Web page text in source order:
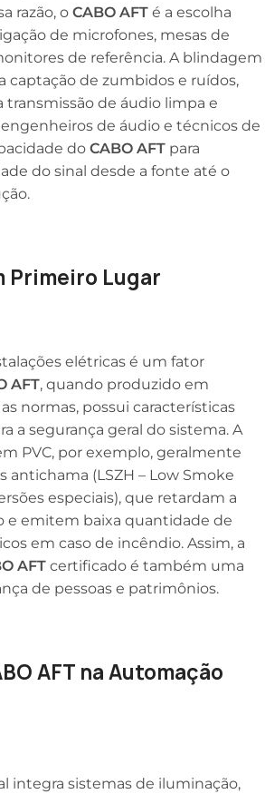
razão, o CABO AFT é a escolha
de microfones, mesas de
de referência. A blindagem
captação de zumbidos e ruídos,
de áudio limpa e
de áudio e técnicos de
do CABO AFT para
do sinal desde a fonte até o
Primeiro Lugar
elétricas é um fator
AFT, quando produzido em
normas, possui características
a segurança geral do sistema. A
PVC, por exemplo, geralmente
antichama (LSZH – Low Smoke
especiais), que retardam a
e emitem baixa quantidade de
em caso de incêndio. Assim, a
AFT certificado é também uma
de pessoas e patrimônios.
AFT na Automação
integra sistemas de iluminação,